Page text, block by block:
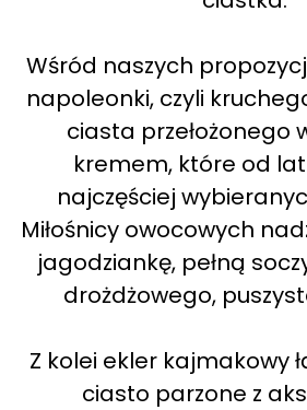
Wśród naszych
napoleonki, czyli
ciasta przełożonego
kremem, które od
najczęściej
Miłośnicy owocowych
jagodziankę, pełną
drożdżowego,
Z kolei ekler kajmakowy
ciasto parzone z